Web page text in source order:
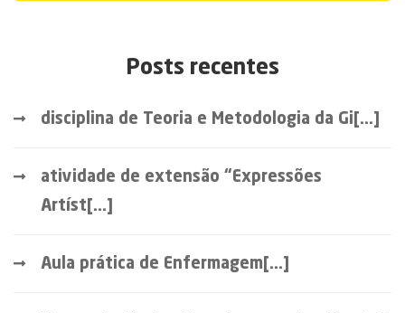
Posts recentes
disciplina de Teoria e Metodologia da Gi[...]
atividade de extensão “Expressões
Artíst[...]
Aula prática de Enfermagem[...]